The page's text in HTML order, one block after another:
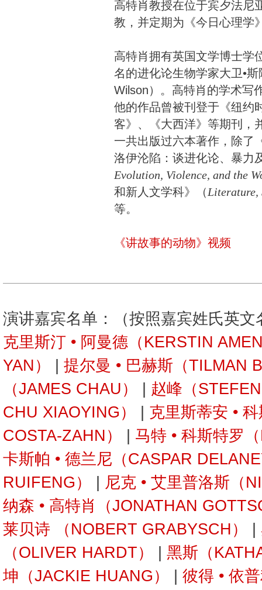
高特肖教授在位于宾夕法尼
教，并定期为《今日心理学
高特肖拥有英国文学博士学
名的进化论生物学家大卫•
Wilson）。高特肖的学术写
他的作品曾被刊登于《纽约
客》、《大西洋》等期刊，
一共出版过六本著作，除了
洛伊沦陷：谈进化论、暴力
Evolution, Violence, and the
和新人文学科》（Literature,
等。
《讲故事的动物》视频
演讲嘉宾名单：（按照嘉宾姓氏英文
克里斯汀 • 阿曼德（KERSTIN
YAN）
提尔曼 • 巴赫斯（TILMAN
（JAMES CHAU）
赵峰（
CHU XIAOYING）
克里斯蒂安 •
COSTA-ZAHN）
马特 • 科斯特罗
卡斯帕 • 德兰尼（CASPAR
RUIFENG）
尼克 • 艾里普洛斯（
纳森 • 高特肖（JONATHAN
莱贝诗 （NOBERT GRABYSCH）
（OLIVER HARDT）
黑斯（
坤（JACKIE HUANG）
彼得 • 依